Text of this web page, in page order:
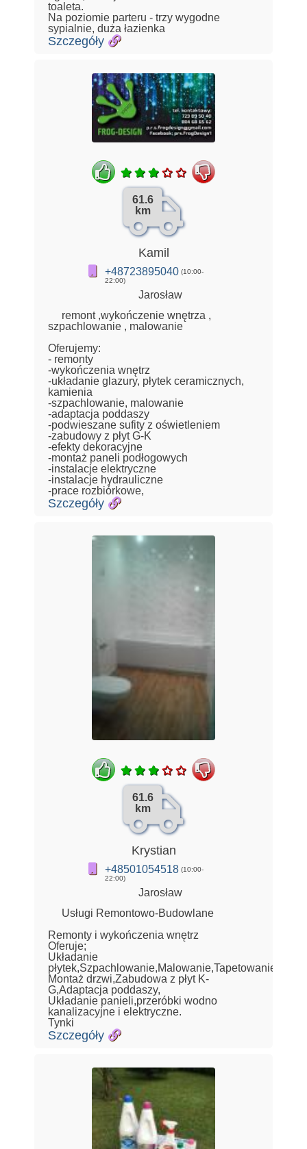
toaleta.
Na poziomie parteru - trzy wygodne
sypialnie, duża łazienka
Szczegóły
61.6
km
Kamil
+48723895040 (10:00-
22:00)
Jarosław
remont ,wykończenie wnętrza ,
szpachlowanie , malowanie
Oferujemy:
- remonty
-wykończenia wnętrz
-układanie glazury, płytek ceramicznych,
kamienia
-szpachlowanie, malowanie
-adaptacja poddaszy
-podwieszane sufity z oświetleniem
-zabudowy z płyt G-K
-efekty dekoracyjne
-montaż paneli podłogowych
-instalacje elektryczne
-instalacje hydrauliczne
-prace rozbiórkowe,
Szczegóły
61.6
km
Krystian
+48501054518 (10:00-
22:00)
Jarosław
Usługi Remontowo-Budowlane
Remonty i wykończenia wnętrz
Oferuje;
Układanie
płytek,Szpachlowanie,Malowanie,Tapetowanie,
Montaż drzwi,Zabudowa z płyt K-
G,Adaptacja poddaszy,
Układanie panieli,przeróbki wodno
kanalizacyjne i elektryczne.
Tynki
Szczegóły